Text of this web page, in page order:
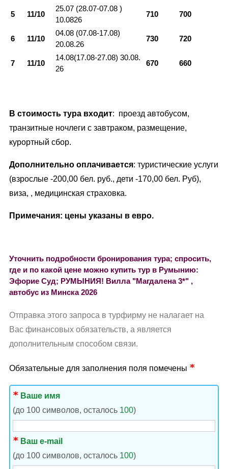
5 11/10
25.07 (28.07-07.08 )
10.0826
710 700
6 11/10
04.08 (07.08-17.08)
20.08.26
730 720
7 11/10
14.08(17.08-27.08) 30.08.
26
670 660
В стоимость тура входит: проезд автобусом,
транзитные ночлеги с завтраком, размещение,
курортный сбор.
Дополнительно оплачивается: туристические услуги
(взрослые -200,00 бел. руб., дети -170,00 бел. Руб),
виза, , медицинская страховка.
Примечания: цены указаны в евро.
Уточнить подробности бронирования тура; спросить,
где и по какой цене можно купить тур в Румынию:
Эфорие Суд; РУМЫНИЯ! Вилла "Магдалена 3*" ,
автобус из Минска 2026
Отправка этого запроса в турфирму не налагает на
Вас финансовых обязательств, а является
дополнительным способом связи.
Обязательные для заполнения поля помечены
Ваше имя
(до 100 символов, осталось 100)
Ваш e-mail
(до 100 символов, осталось 100)